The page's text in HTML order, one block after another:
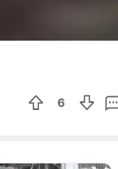
6